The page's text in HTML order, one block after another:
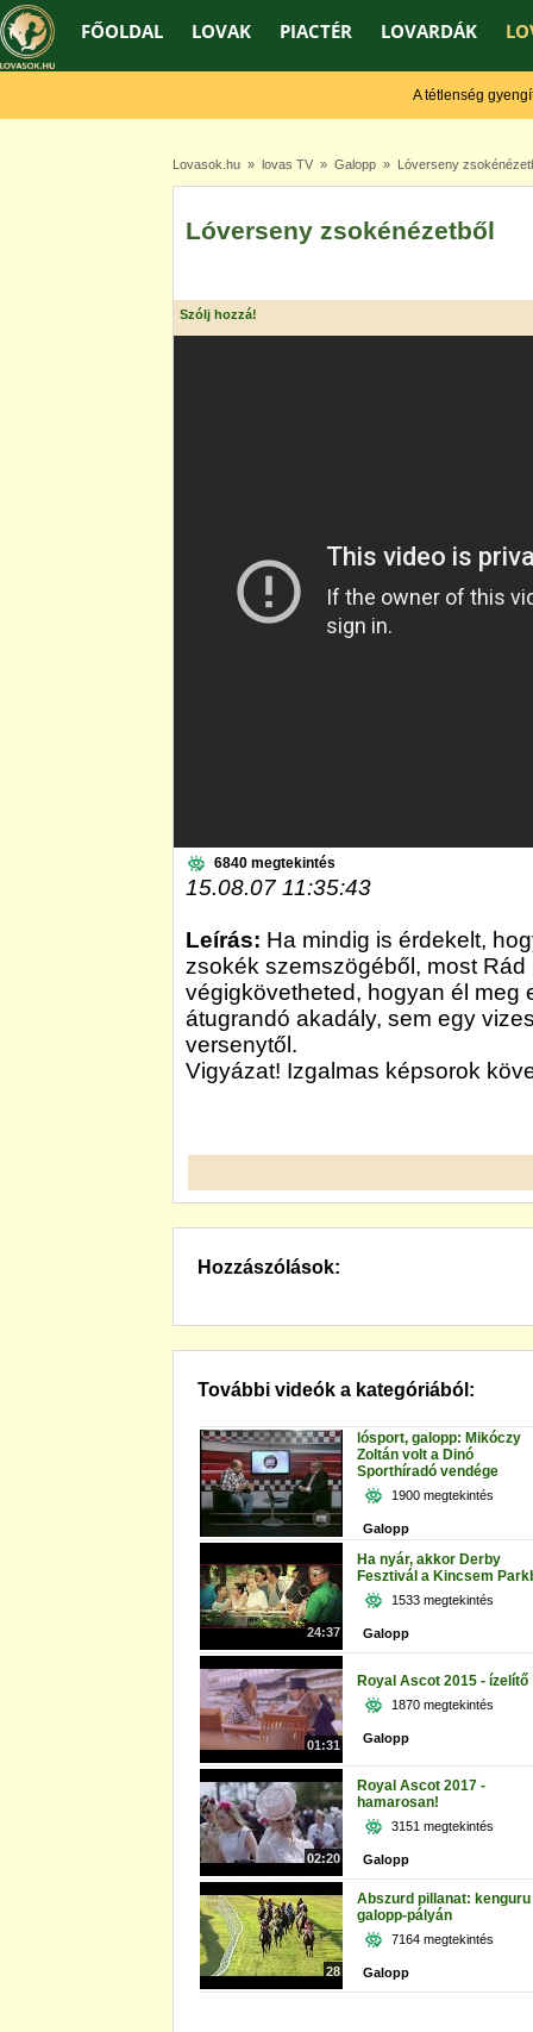
FŐOLDAL LOVAK PIACTÉR LOVARDÁK
A tétlenség
Lovasok.hu» lovas TV» Galopp» Lóverseny
Lóverseny zsokénézetből
Szólj hozzá!
6840 megtekintés
15.08.07 11:35:43
Leírás: Ha mindig is érdekelt,
zsokék szemszögéből, most
végigkövetheted, hogyan él meg
átugrandó akadály, sem egy
versenytől.
Vigyázat! Izgalmas képsorok
Hozzászólások:
További videók a kategóriából:
24:37
lósport, galopp: Mikóczy
Zoltán volt a Dinó
Sporthíradó vendége
1900 megtekintés
Galopp
01:31
Ha nyár, akkor Derby
Fesztivál a Kincsem
1533 megtekintés
Galopp
02:20
Royal Ascot 2015 - ízelítő
1870 megtekintés
Galopp
28
Royal Ascot 2017 -
hamarosan!
3151 megtekintés
Galopp
Abszurd pillanat: kenguru
galopp-pályán
7164 megtekintés
Galopp